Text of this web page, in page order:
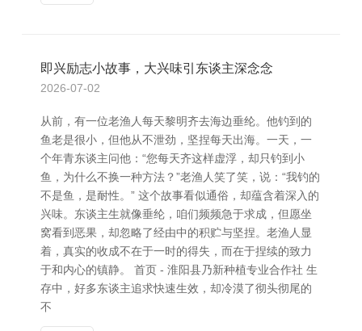
即兴励志小故事，大兴味引东谈主深念念
2026-07-02
从前，有一位老渔人每天黎明齐去海边垂纶。他钓到的
鱼老是很小，但他从不泄劲，坚捏每天出海。一天，一
个年青东谈主问他：“您每天齐这样虚浮，却只钓到小
鱼，为什么不换一种方法？”老渔人笑了笑，说：“我钓的
不是鱼，是耐性。” 这个故事看似通俗，却蕴含着深入的
兴味。东谈主生就像垂纶，咱们频频急于求成，但愿坐
窝看到恶果，却忽略了经由中的积贮与坚捏。老渔人显
着，真实的收成不在于一时的得失，而在于捏续的致力
于和内心的镇静。 首页 - 淮阳县乃新种植专业合作社 生
存中，好多东谈主追求快速生效，却冷漠了彻头彻尾的
不